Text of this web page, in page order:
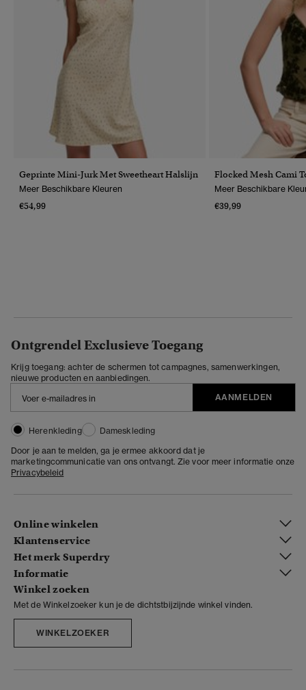
Geprinte Mini-Jurk Met Sweetheart Halslijn
Meer Beschikbare Kleuren
€54,99
Flocked Mesh Cami
Meer Beschikbare
€39,99
Ontgrendel Exclusieve Toegang
Krijg toegang: achter de schermen tot campagnes, samenwerkingen,
nieuwe producten en aanbiedingen.
AANMELDEN
Herenkleding
Dameskleding
Door je aan te melden, ga je ermee akkoord dat je
marketingcommunicatie van ons ontvangt. Zie voor meer informatie onze
Privacybeleid
Online winkelen
Klantenservice
Het merk Superdry
Informatie
Winkel zoeken
Met de Winkelzoeker kun je de dichtstbijzijnde winkel vinden.
WINKELZOEKER